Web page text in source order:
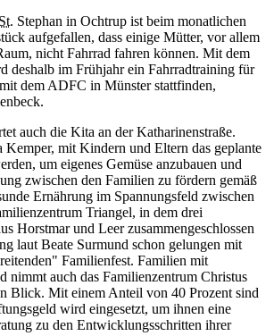
St. Stephan in Ochtrup ist beim monatlichen
aufgefallen, dass einige Mütter, vor allem
nicht Fahrrad fahren können. Mit dem
deshalb im Frühjahr ein Fahrradtraining für
dem ADFC in Münster stattfinden,
auch die Kita an der Katharinenstraße.
Kemper, mit Kindern und Eltern das geplante
um eigenes Gemüse anzubauen und
zwischen den Familien zu fördern gemäß
Ernährung im Spannungsfeld zwischen
Triangel, in dem drei
Horstmar und Leer zusammengeschlossen
laut Beate Surmund schon gelungen mit
Familienfest. Familien mit
nimmt auch das Familienzentrum Christus
Blick. Mit einem Anteil von 40 Prozent sind
wird eingesetzt, um ihnen eine
zu den Entwicklungsschritten ihrer